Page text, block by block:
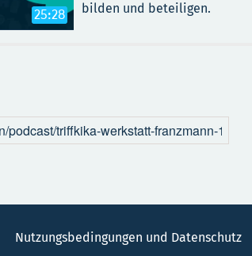
25:28
bilden und beteiligen.
Nutzungsbedingungen und Datenschutz